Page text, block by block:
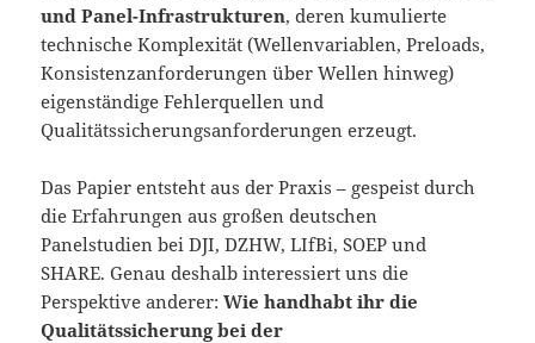
und Panel-Infrastrukturen, deren kumulierte
technische Komplexität (Wellenvariablen, Preloads,
Konsistenzanforderungen über Wellen hinweg)
eigenständige Fehlerquellen und
Qualitätssicherungsanforderungen erzeugt.
Das Papier entsteht aus der Praxis – gespeist durch
die Erfahrungen aus großen deutschen
Panelstudien bei DJI, DZHW, LIfBi, SOEP und
SHARE. Genau deshalb interessiert uns die
Perspektive anderer:Wie handhabt ihr die
Qualitätssicherung bei der